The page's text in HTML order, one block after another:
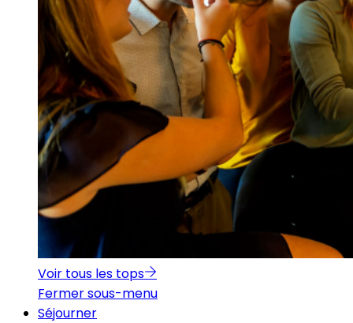
Voir tous les tops
Fermer sous-menu
Séjourner